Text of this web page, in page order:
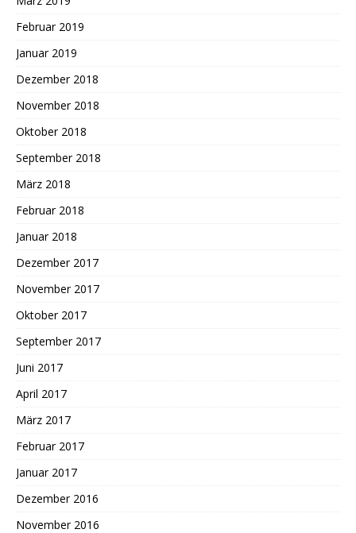
Februar 2019
Januar 2019
Dezember 2018
November 2018
Oktober 2018
September 2018
März 2018
Februar 2018
Januar 2018
Dezember 2017
November 2017
Oktober 2017
September 2017
Juni 2017
April 2017
März 2017
Februar 2017
Januar 2017
Dezember 2016
November 2016